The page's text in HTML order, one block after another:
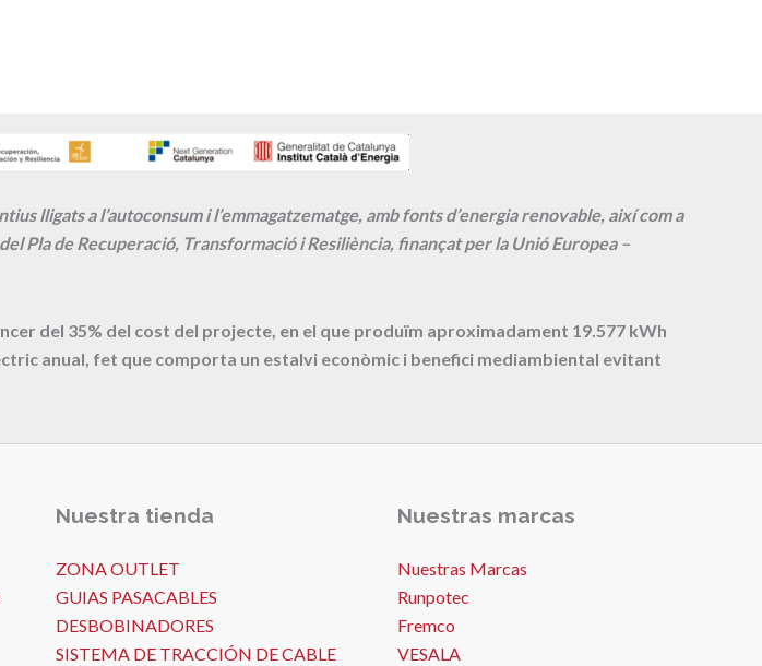
lligats a l’autoconsum i l’emmagatzematge, amb fonts d’energia renovable, així com a
Pla de Recuperació, Transformació i Resiliència, finançat per la Unió Europea –
del 35% del cost del projecte, en el que produïm aproximadament 19.577 kWh
anual, fet que comporta un estalvi econòmic i benefici mediambiental evitant
Nuestra tienda
ZONA OUTLET
GUIAS PASACABLES
DESBOBINADORES
SISTEMA DE TRACCIÓN DE CABLE
Nuestras marcas
Nuestras Marcas
Runpotec
Fremco
VESALA